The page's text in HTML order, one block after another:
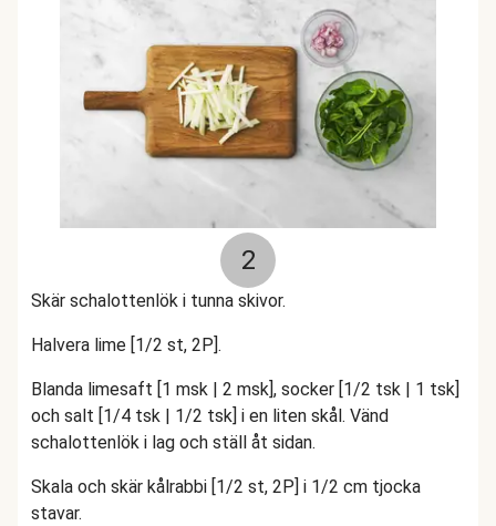
2
Skär schalottenlök i tunna skivor.
Halvera lime [1/2 st, 2P].
Blanda limesaft [1 msk | 2 msk], socker [1/2 tsk | 1 tsk]
och salt [1/4 tsk | 1/2 tsk] i en liten skål. Vänd
schalottenlök i lag och ställ åt sidan.
Skala och skär kålrabbi [1/2 st, 2P] i 1/2 cm tjocka
stavar.